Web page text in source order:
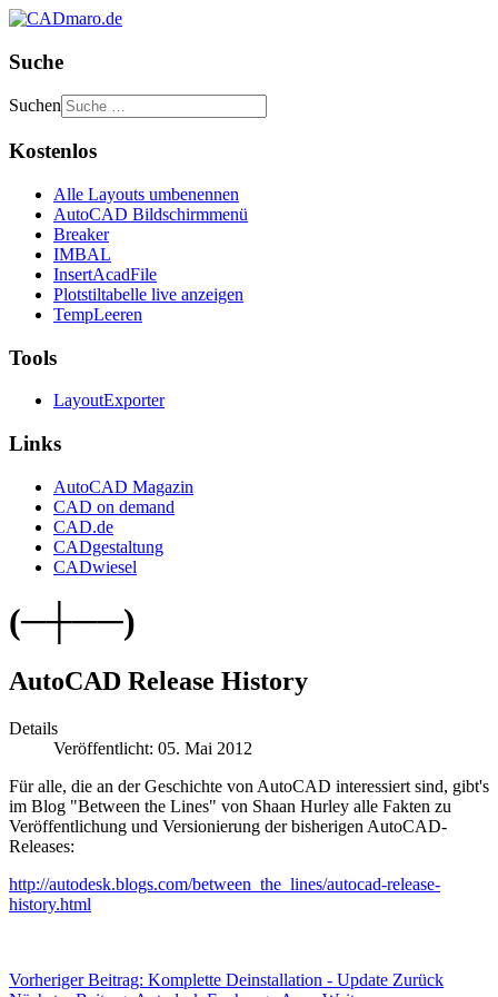
Suche
Suchen
Kostenlos
Alle Layouts umbenennen
AutoCAD Bildschirmmenü
Breaker
IMBAL
InsertAcadFile
Plotstiltabelle live anzeigen
TempLeeren
Tools
LayoutExporter
Links
AutoCAD Magazin
CAD on demand
CAD.de
CADgestaltung
CADwiesel
(─┼──)
AutoCAD Release History
Details
Veröffentlicht: 05. Mai 2012
Für alle, die an der Geschichte von AutoCAD interessiert sind, gibt's
im Blog "Between the Lines" von Shaan Hurley alle Fakten zu
Veröffentlichung und Versionierung der bisherigen AutoCAD-
Releases:
http://autodesk.blogs.com/between_the_lines/autocad-release-
history.html
Vorheriger Beitrag: Komplette Deinstallation - Update Zurück